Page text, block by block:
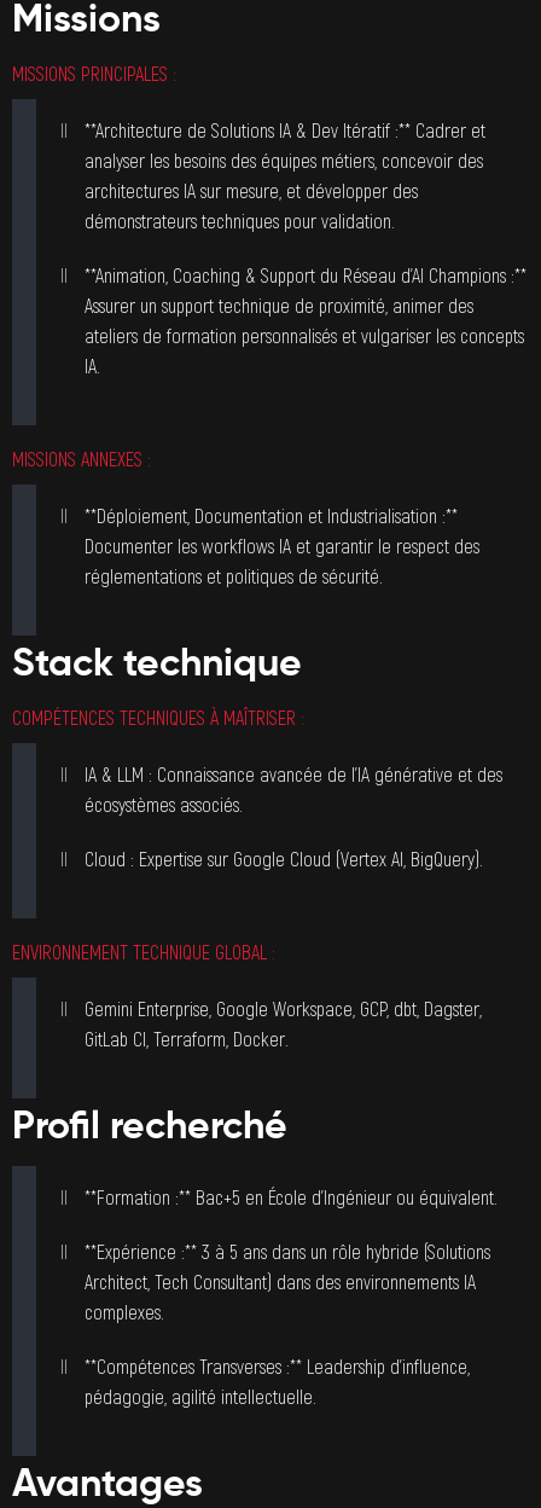
Missions
MISSIONS PRINCIPALES :
**Architecture de Solutions IA & Dev Itératif :** Cadrer et
analyser les besoins des équipes métiers, concevoir des
architectures IA sur mesure, et développer des
démonstrateurs techniques pour validation.
**Animation, Coaching & Support du Réseau d’AI Champions :**
Assurer un support technique de proximité, animer des
ateliers de formation personnalisés et vulgariser les concepts
IA.
MISSIONS ANNEXES :
**Déploiement, Documentation et Industrialisation :**
Documenter les workflows IA et garantir le respect des
réglementations et politiques de sécurité.
Stack technique
COMPÉTENCES TECHNIQUES À MAÎTRISER :
IA & LLM : Connaissance avancée de l’IA générative et des
écosystèmes associés.
Cloud : Expertise sur Google Cloud (Vertex AI, BigQuery).
ENVIRONNEMENT TECHNIQUE GLOBAL :
Gemini Enterprise, Google Workspace, GCP, dbt, Dagster,
GitLab CI, Terraform, Docker.
Profil recherché
**Formation :** Bac+5 en École d’Ingénieur ou équivalent.
**Expérience :** 3 à 5 ans dans un rôle hybride (Solutions
Architect, Tech Consultant) dans des environnements IA
complexes.
**Compétences Transverses :** Leadership d’influence,
pédagogie, agilité intellectuelle.
Avantages